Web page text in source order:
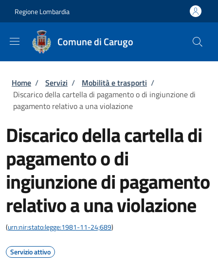
Regione Lombardia
Comune di Carugo
Briciole di pane
Home / Servizi / Mobilità e trasporti /
Discarico della cartella di pagamento o di ingiunzione di
pagamento relativo a una violazione
Discarico della cartella di
pagamento o di
ingiunzione di pagamento
relativo a una violazione
(urn:nir:stato:legge:1981-11-24;689)
Servizio attivo